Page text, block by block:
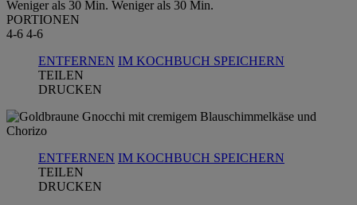
Weniger als 30 Min. Weniger als 30 Min.
PORTIONEN
4-6 4-6
ENTFERNEN IM KOCHBUCH SPEICHERN
TEILEN
DRUCKEN
ENTFERNEN IM KOCHBUCH SPEICHERN
TEILEN
DRUCKEN